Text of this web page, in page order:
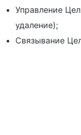
Управление
удаление);
Связывание